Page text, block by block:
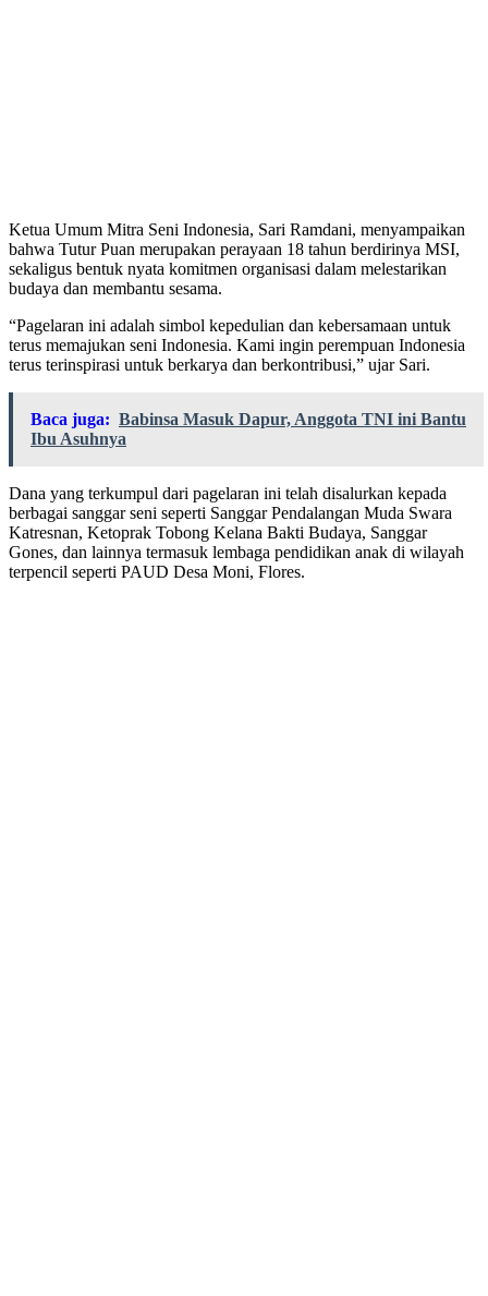
Ketua Umum Mitra Seni Indonesia, Sari Ramdani, menyampaikan
bahwa Tutur Puan merupakan perayaan 18 tahun berdirinya MSI,
sekaligus bentuk nyata komitmen organisasi dalam melestarikan
budaya dan membantu sesama.
“Pagelaran ini adalah simbol kepedulian dan kebersamaan untuk
terus memajukan seni Indonesia. Kami ingin perempuan Indonesia
terus terinspirasi untuk berkarya dan berkontribusi,” ujar Sari.
Baca juga: Babinsa Masuk Dapur, Anggota TNI ini Bantu
Ibu Asuhnya
Dana yang terkumpul dari pagelaran ini telah disalurkan kepada
berbagai sanggar seni seperti Sanggar Pendalangan Muda Swara
Katresnan, Ketoprak Tobong Kelana Bakti Budaya, Sanggar
Gones, dan lainnya termasuk lembaga pendidikan anak di wilayah
terpencil seperti PAUD Desa Moni, Flores.